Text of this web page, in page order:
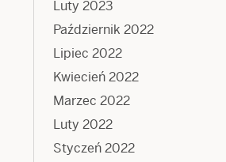
Luty 2023
Październik 2022
Lipiec 2022
Kwiecień 2022
Marzec 2022
Luty 2022
Styczeń 2022